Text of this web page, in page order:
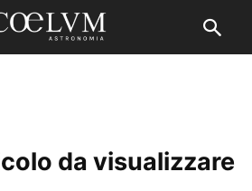
da visualizzare